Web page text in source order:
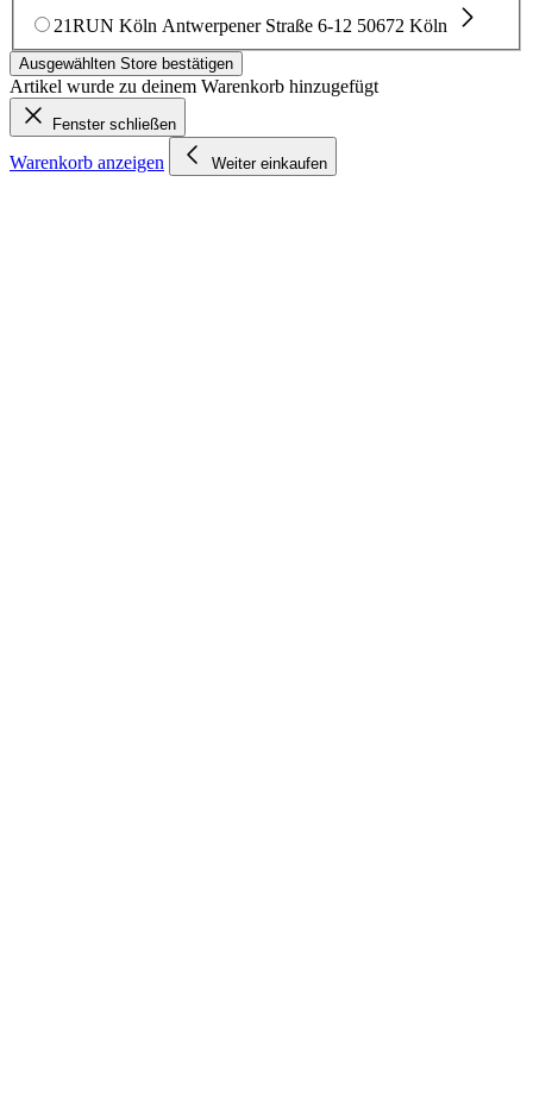
21RUN Köln Antwerpener Straße 6-12 50672 Köln
Ausgewählten Store bestätigen
Artikel wurde zu deinem Warenkorb hinzugefügt
Fenster schließen
Warenkorb anzeigen Weiter einkaufen